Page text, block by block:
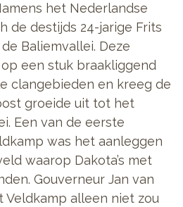
het Nederlandse
de destijds 24-jarige Frits
Baliemvallei. Deze
een stuk braakliggend
clangebieden en kreeg de
groeide uit tot het
Een van de eerste
was het aanleggen
waarop Dakota’s met
Gouverneur Jan van
Veldkamp alleen niet zou